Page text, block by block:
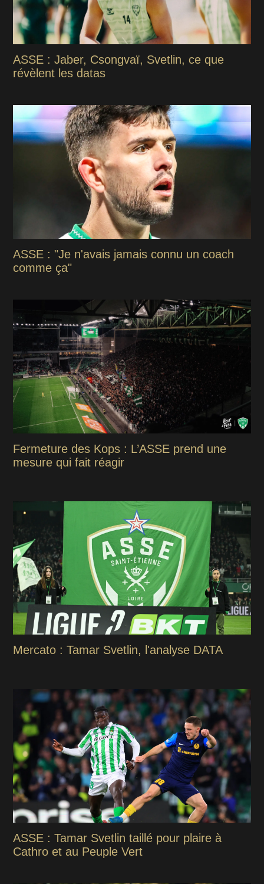
ASSE : Jaber, Csongvaï, Svetlin, ce que
révèlent les datas
ASSE : "Je n'avais jamais connu un coach
comme ça"
Fermeture des Kops : L’ASSE prend une
mesure qui fait réagir
Mercato : Tamar Svetlin, l'analyse DATA
ASSE : Tamar Svetlin taillé pour plaire à
Cathro et au Peuple Vert